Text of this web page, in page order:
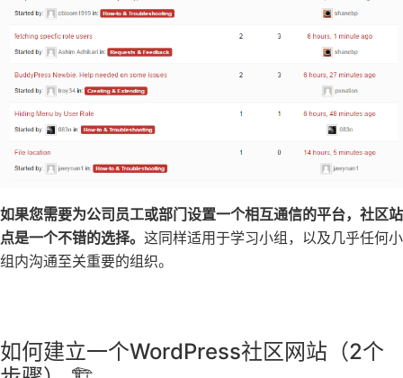
如果您需要为公司员工或部门设置一个相互通信的平台，社区站
点是一个不错的选择。 这同样适用于学习小组，以及几乎任何小
组内沟通至关重要的组织。
如何建立一个WordPress社区网站（2个